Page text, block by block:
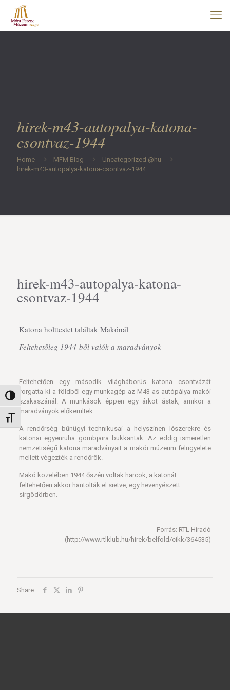
Nagy kontraszt váltása
Betűméret váltása
hirek-m43-autopalya-katona-
csontvaz-1944
Home MFM Blog
Uncategorized @hu
hirek-m43-autopalya-katona-csontvaz-1944
hirek-m43-autopalya-katona-
csontvaz-1944
Katona holttestet találtak Makónál
Feltehetőleg 1944-ből valók a maradványok
Feltehetően egy második világháborús katona csontvázát
forgatta ki a földből egy munkagép az M43-as autópálya makói
szakaszánál. A munkások éppen egy árkot ástak, amikor a
maradványok előkerültek.
A rendőrség bűnügyi technikusai a helyszínen lőszerekre és
katonai egyenruha gombjaira bukkantak. Az eddig ismeretlen
nemzetiségű katona maradványait a makói múzeum felügyelete
mellett végezték a rendőrök.
Makó közelében 1944 őszén voltak harcok, a katonát
feltehetően akkor hantolták el sietve, egy hevenyészett
sírgödörben.
Forrás: RTL Híradó
(http://www.rtlklub.hu/hirek/belfold/cikk/364535)
Share